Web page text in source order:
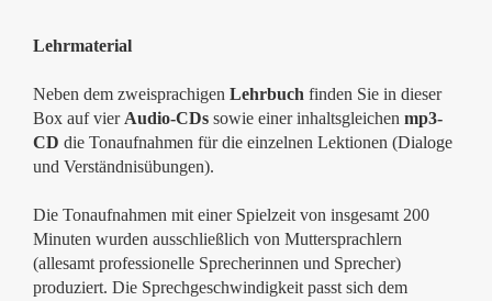
Lehrmaterial
Neben dem zweisprachigen Lehrbuch finden Sie in dieser
Box auf vier Audio-CDs sowie einer inhaltsgleichen mp3-
CD die Tonaufnahmen für die einzelnen Lektionen (Dialoge
und Verständnisübungen).
Die Tonaufnahmen mit einer Spielzeit von insgesamt 200
Minuten wurden ausschließlich von Muttersprachlern
(allesamt professionelle Sprecherinnen und Sprecher)
produziert. Die Sprechgeschwindigkeit passt sich dem